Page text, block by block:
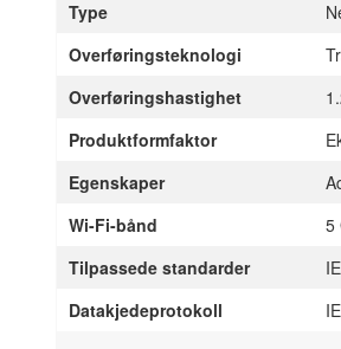
Type
Overføringsteknologi
Overføringshastighet
Produktformfaktor
Egenskaper
Wi-Fi-bånd
5
Tilpassede standarder
Datakjedeprotokoll